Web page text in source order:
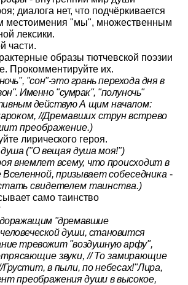
диалога нет, что подчёркивается
местоимения "мы", множественным
лексики.
части.
образы тютчевской поэзии
Прокомментируйте их.
"сон"-это грань перехода дня в
Именно "сумрак", "полуночь"
действую А щим началом:
//Дремавших струн встрево
преображение.)
лирического героя.
("О вещая душа моя!")
внемлет всему, что происходит в
Вселенной, призываетсобеседника -
свидетелем таинства.)
само таинство
"дремавшие
души, становится
тревожит "воздушную ар­фу",
звуки, // То замирающие
Грустит, в пыли, по небесах!"Лира,
преображения души в высокое,